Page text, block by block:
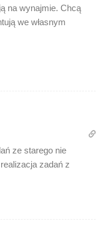
na wynajmie. Chcą
we własnym
ze starego nie
zadań z